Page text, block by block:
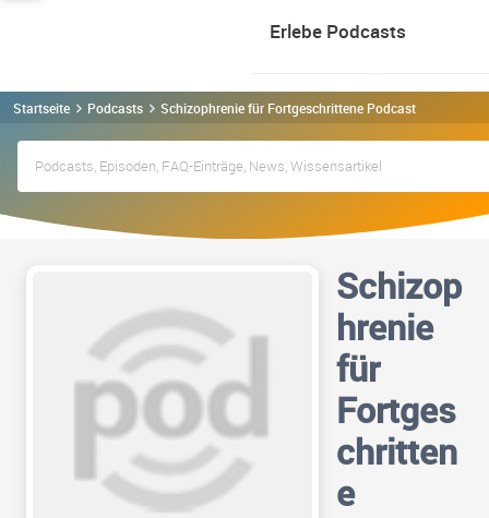
Erlebe Podcasts
Startseite Podcasts Schizophrenie für Fortgeschrittene Podcast
Schizop
hrenie
für
Fortges
chritten
e